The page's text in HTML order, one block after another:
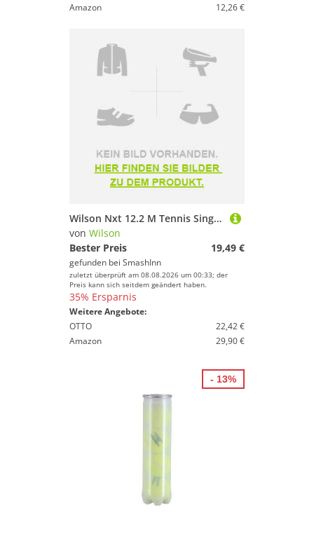
Amazon
12,26 €
Wilson Nxt 12.2 M Tennis Single String Beige 1.24 mm
von Wilson
Bester Preis
19,49 €
gefunden bei SmashInn
zuletzt überprüft am 08.08.2026 um 00:33; der
Preis kann sich seitdem geändert haben.
35% Ersparnis
Weitere Angebote:
OTTO
22,42 €
Amazon
29,90 €
- 13%